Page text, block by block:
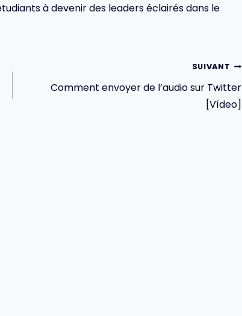
à devenir des leaders éclairés dans le
SUIVANT
Comment envoyer de l’audio sur Twitter
[Vídeo]